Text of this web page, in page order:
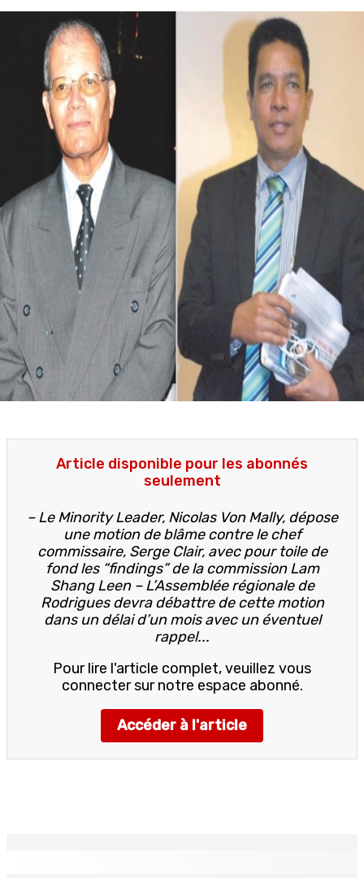
Article disponible pour les abonnés
seulement
– Le Minority Leader, Nicolas Von Mally, dépose
une motion de blâme contre le chef
commissaire, Serge Clair, avec pour toile de
fond les “findings” de la commission Lam
Shang Leen – L’Assemblée régionale de
Rodrigues devra débattre de cette motion
dans un délai d’un mois avec un éventuel
rappel...
Pour lire l'article complet, veuillez vous
connecter sur notre espace abonné.
Accéder à l'article